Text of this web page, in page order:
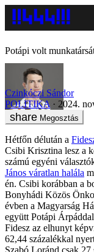
Potápi volt
Czinkóczi Sándor
POLITIKA
2024.
Megosztás
Hétfőn délután a
Csibi Krisztina lesz a
számú egyéni
János váratlan halála
én. Csibi korábban a
Bonyhádi Közös
évben a Magyarság
együtt Potápi
Fidesz az elhunyt
62,44 százalékkal
Szabó Loránd csak 27